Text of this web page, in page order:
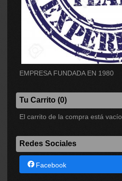
EMPRESA FUNDADA EN 1980
Tu Carrito (0)
El carrito de la compra está vacío
Redes Sociales
Facebook